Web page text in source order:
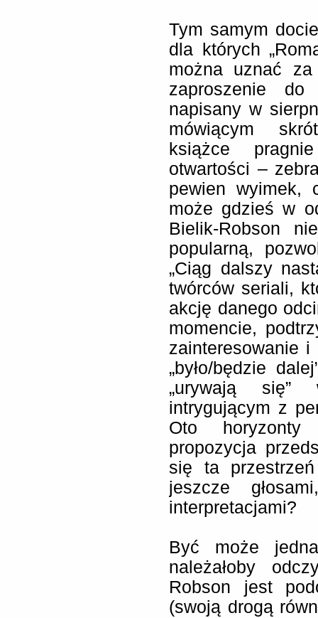
Tym samym
dla których
można uznać
zaproszenie
napisany w
mówiącym
książce
otwartości –
pewien wyimek,
może gdzieś w
Bielik-Robson
popularną,
„Ciąg dalszy
twórców seriali,
akcję danego
momencie,
zainteresowanie
„było/będzie
„urywają się”
intrygującym z
Oto horyzonty
propozycja
się ta
jeszcze
interpretacjami?
Być może
należałoby
Robson jest
(swoją drogą